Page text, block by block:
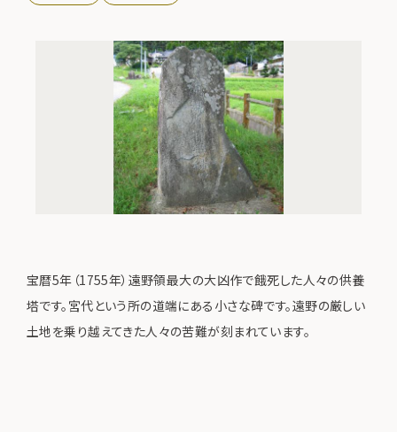
宝暦5年（1755年）遠野領最大の大凶作で餓死した人々の供養
塔です。宮代という所の道端にある小さな碑です。遠野の厳しい
土地を乗り越えてきた人々の苦難が刻まれています。